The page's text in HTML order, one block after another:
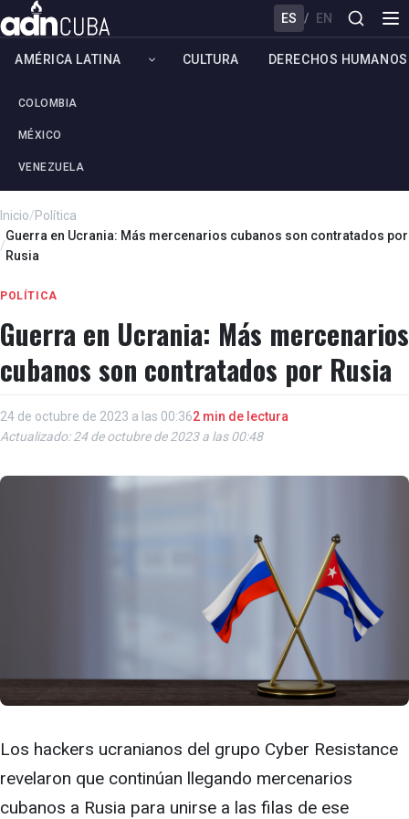
ES / EN
AMÉRICA LATINA
COLOMBIA
MÉXICO
VENEZUELA
CULTURA DERECHOS HUMANOS
Inicio/Política
/
Guerra en Ucrania: Más mercenarios cubanos son contratados por
Rusia
POLÍTICA
Guerra en Ucrania: Más mercenarios
cubanos son contratados por Rusia
24 de octubre de 2023 a las 00:362 min de lectura
Actualizado: 24 de octubre de 2023 a las 00:48
Los hackers ucranianos del grupo Cyber Resistance
revelaron que continúan llegando mercenarios
cubanos a Rusia para unirse a las filas de ese